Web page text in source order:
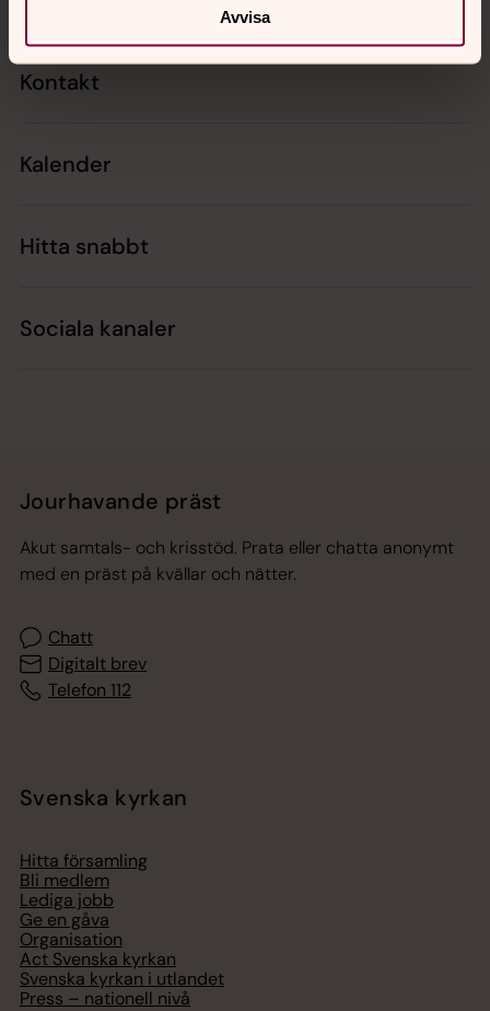
Avvisa
Kontakt
Kalender
Hitta snabbt
Sociala kanaler
Jourhavande präst
Akut samtals- och krisstöd. Prata eller chatta anonymt
med en präst på kvällar och nätter.
Chatt
Digitalt brev
Telefon 112
Svenska kyrkan
Hitta församling
Bli medlem
Lediga jobb
Ge en gåva
Organisation
Act Svenska kyrkan
Svenska kyrkan i utlandet
Press – nationell nivå